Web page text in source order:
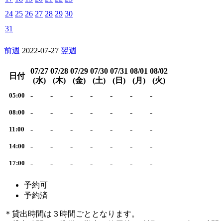
24 25 26 27 28 29 30
31
前週 2022-07-27 翌週
日付
07/27
(水)
07/28
(木)
07/29
(金)
07/30
(土)
07/31
(日)
08/01
(月)
08/02
(火)
05:00 - - - - - - -
08:00 - - - - - - -
11:00 - - - - - - -
14:00 - - - - - - -
17:00 - - - - - - -
予約可
予約済
＊貸出時間は３時間ごととなります。